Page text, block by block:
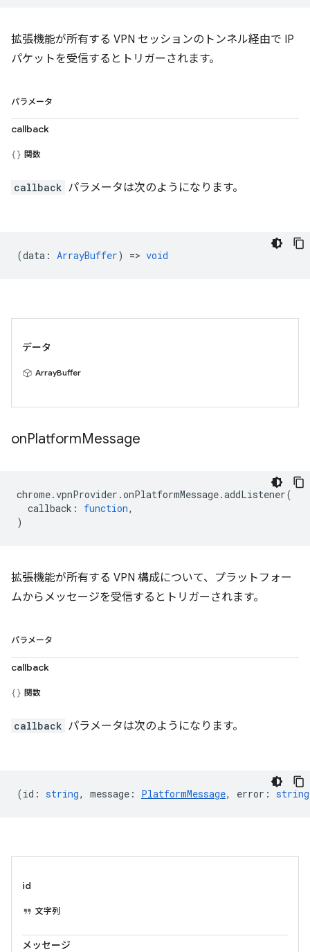
拡張機能が所有する VPN セッションのトンネル経由で IP
パケットを受信するとトリガーされます。
パラメータ
callback
関数
callback パラメータは次のようになります。
(data : ArrayBuffer) => void
データ
ArrayBuffer
onPlatformMessage
chrome.vpnProvider .onPlatformMessage.addListener(
callback : function,
)
拡張機能が所有する VPN 構成について、プラットフォー
ムからメッセージを受信するとトリガーされます。
パラメータ
callback
関数
callback パラメータは次のようになります。
(id : string, message : PlatformMessage, error : string
id
文字列
メッセージ